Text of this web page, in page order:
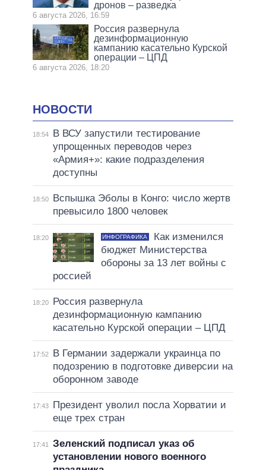
дронов – разведка
6 августа 2026, 16:59
Россия развернула
дезинформационную
кампанию касательно Курской
операции – ЦПД
6 августа 2026, 18:20
НОВОСТИ
18:54
В ВСУ запустили тестирование
упрощенных переводов через
«Армия+»: какие подразделения
доступны
18:50
Вспышка Эболы в Конго: число жертв
превысило 1800 человек
18:20 ИНФОГРАФИКА
Как изменился
бюджет Министерства
обороны за 13 лет войны с
россией
18:20
Россия развернула
дезинформационную кампанию
касательно Курской операции – ЦПД
17:52
В Германии задержали украинца по
подозрению в подготовке диверсии на
оборонном заводе
17:43
Президент уволил посла Хорватии и
еще трех стран
17:41
Зеленский подписал указ об
установлении нового военного